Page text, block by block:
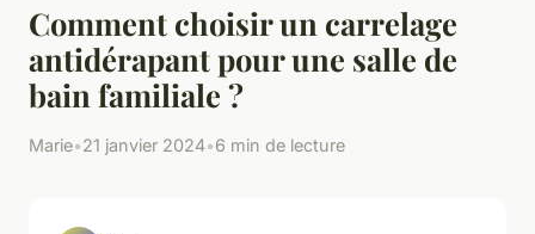
Comment choisir un carrelage
antidérapant pour une salle de
bain familiale ?
Marie•21 janvier 2024•6 min de lecture